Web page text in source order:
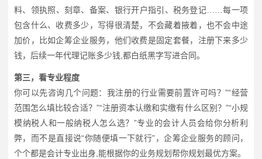
料、领执照、刻章、备案、银行开户指引、税务登记……每一项
包含什么、收费多少，写得很清楚，不会藏着掖着，也不会中途
加价，比如企筹企业服务，他们收费是固定套餐，注册下来多少
钱，后续一年代理记账多少钱,都白纸黑字写进合同。
第三，看专业程度
你可以先咨询几个问题：我注册的行业需要前置许可吗？”“经营
范围怎么填比较合适？”“注册资本认缴和实缴有什么区别？”“小规
模纳税人和一般纳税人怎么选？”专业的会计人员会给你分析利
弊，而不是直接说“你随便填一下就行”，企筹企业服务的顾问，
个个都是会计专业出身,能根据你的业务规划帮你规划最优方案。